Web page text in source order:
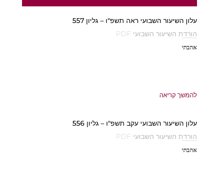
עלון השיעור השבועי ראה תשפ"ו – גליון 557
הורדת השיעור השבועי PDF
אהבתי
להמשך קריאה
עלון השיעור השבועי עקב תשפ"ו – גליון 556
הורדת השיעור השבועי PDF
אהבתי